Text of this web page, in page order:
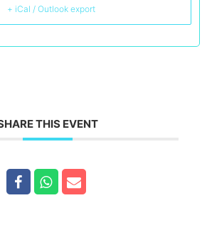
anilor, ghidându-te spre țeluri înalte
Fiecare sesiune este o experiență
+ iCal / Outlook export
THIS EVENT